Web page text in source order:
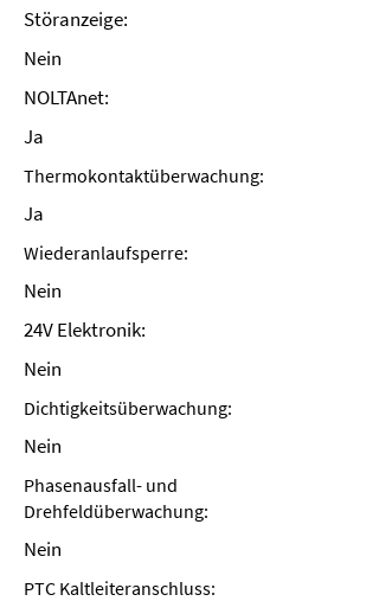
Störanzeige:
Nein
NOLTAnet:
Ja
Thermokontaktüberwachung:
Ja
Wiederanlaufsperre:
Nein
24V Elektronik:
Nein
Dichtigkeitsüberwachung:
Nein
Phasenausfall- und
Drehfeldüberwachung:
Nein
PTC Kaltleiteranschluss: